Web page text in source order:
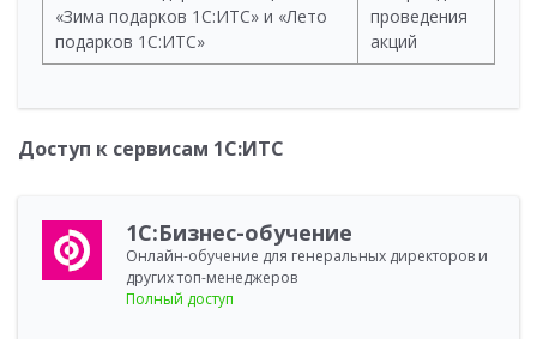
«Зима подарков 1С:ИТС» и «Лето
подарков 1С:ИТС»
проведения
акций
Доступ к сервисам 1С:ИТС
1С:Бизнес-обучение
Онлайн-обучение для генеральных директоров и
других топ-менеджеров
Полный доступ